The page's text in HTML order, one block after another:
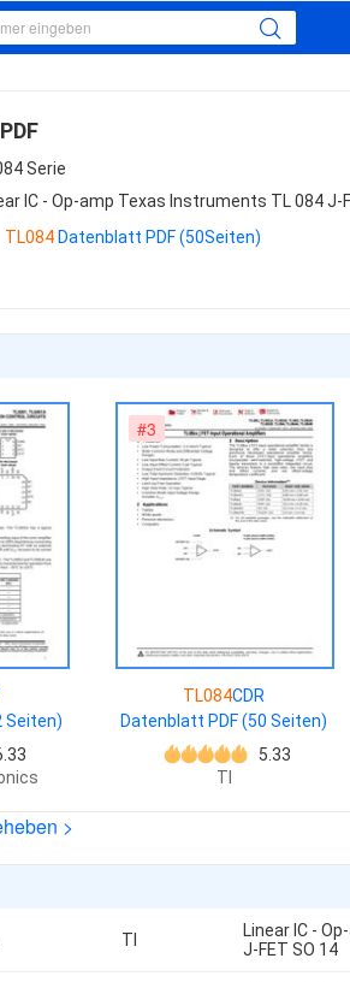
Serie
IC - Op-amp Texas Instruments TL 084 J-
TL084 Datenblatt PDF (50Seiten)
Seiten)
#3
TL084CDR
Datenblatt PDF (50 Seiten)
5.33
TI
>
TI
Linear IC -
J-FET SO 14